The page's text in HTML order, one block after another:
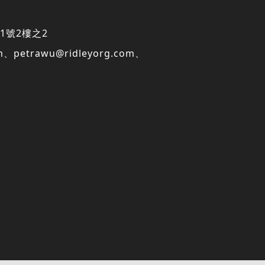
號2樓之2
、 petrawu@ridleyorg.com、